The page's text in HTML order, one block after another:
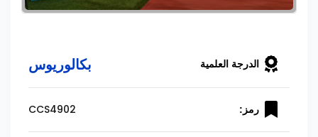
الدرجة العلمية بكالوريوس
رمز: CCS4902